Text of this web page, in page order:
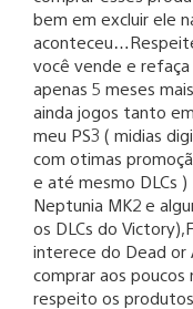
bem em excluir ele
você vende e refaça
apenas 5 meses
ainda jogos tanto
meu PS3 ( midias
com otimas
e até mesmo DLCs
Neptunia MK2 e
os DLCs do
interece do Dead
comprar aos poucos
respeito os produtos